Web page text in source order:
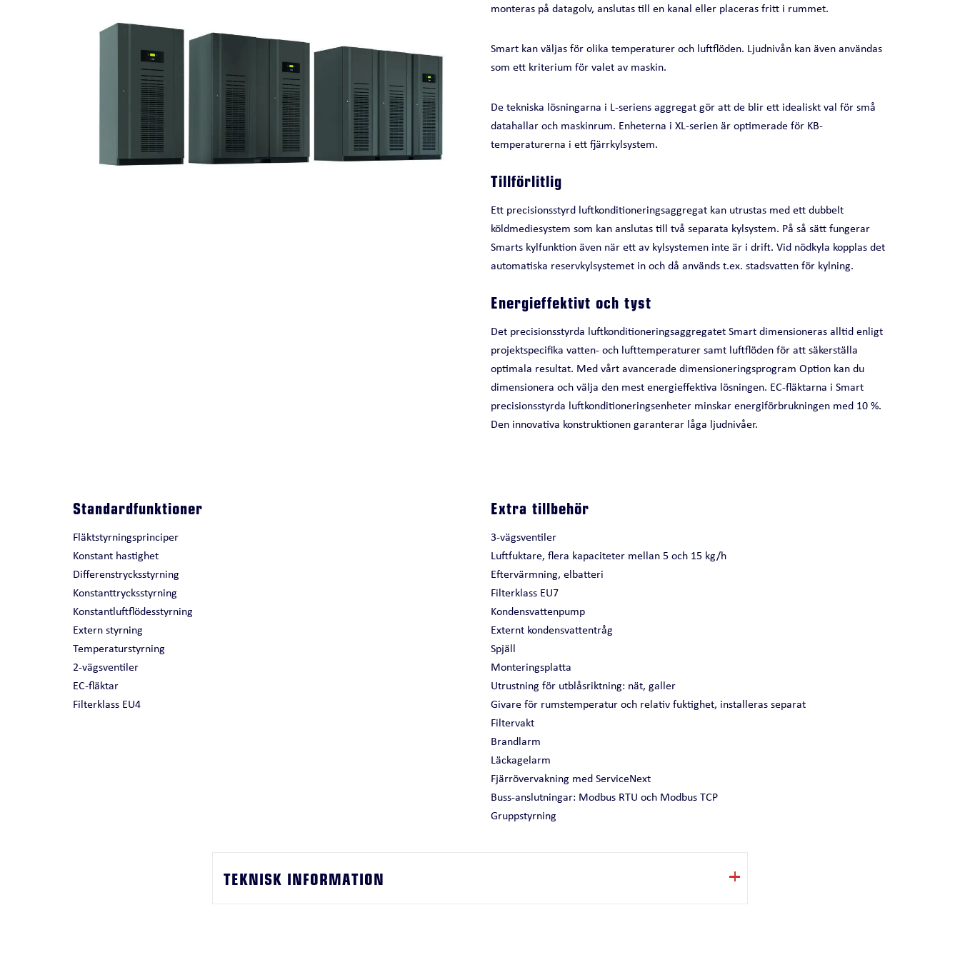
monteras på datagolv, anslutas till en kanal eller placeras fritt i rummet.
Smart kan väljas för olika temperaturer och luftflöden. Ljudnivån kan även användas
som ett kriterium för valet av maskin.
De tekniska lösningarna i L-seriens aggregat gör att de blir ett idealiskt val för små
datahallar och maskinrum. Enheterna i XL-serien är optimerade för KB-
temperaturerna i ett fjärrkylsystem.
Tillförlitlig
Ett precisionsstyrd luftkonditioneringsaggregat kan utrustas med ett dubbelt
köldmediesystem som kan anslutas till två separata kylsystem. På så sätt fungerar
Smarts kylfunktion även när ett av kylsystemen inte är i drift. Vid nödkyla kopplas det
automatiska reservkylsystemet in och då används t.ex. stadsvatten för kylning.
Energieffektivt och tyst
Det precisionsstyrda luftkonditioneringsaggregatet Smart dimensioneras alltid enligt
projektspecifika vatten- och lufttemperaturer samt luftflöden för att säkerställa
optimala resultat. Med vårt avancerade dimensioneringsprogram Option kan du
dimensionera och välja den mest energieffektiva lösningen. EC-fläktarna i Smart
precisionsstyrda luftkonditioneringsenheter minskar energiförbrukningen med 10 %.
Den innovativa konstruktionen garanterar låga ljudnivåer.
Standardfunktioner
Fläktstyrningsprinciper
Konstant hastighet
Differenstrycksstyrning
Konstanttrycksstyrning
Konstantluftflödesstyrning
Extern styrning
Temperaturstyrning
2-vägsventiler
EC-fläktar
Filterklass EU4
Extra tillbehör
3-vägsventiler
Luftfuktare, flera kapaciteter mellan 5 och 15 kg/h
Eftervärmning, elbatteri
Filterklass EU7
Kondensvattenpump
Externt kondensvattentråg
Spjäll
Monteringsplatta
Utrustning för utblåsriktning: nät, galler
Givare för rumstemperatur och relativ fuktighet, installeras separat
Filtervakt
Brandlarm
Läckagelarm
Fjärrövervakning med ServiceNext
Buss-anslutningar: Modbus RTU och Modbus TCP
Gruppstyrning
TEKNISK INFORMATION